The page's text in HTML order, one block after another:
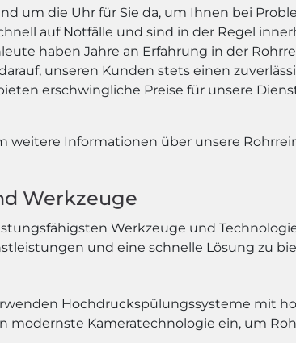
um die Uhr für Sie da, um Ihnen bei
auf Notfälle und sind in der Regel
haben Jahre an Erfahrung in der
unseren Kunden stets einen
erschwingliche Preise für unsere
weitere Informationen über unsere
Werkzeuge
Werkzeuge und
und eine schnelle Lösung zu
Hochdruckspülungssysteme mit
modernste Kameratechnologie ein, um